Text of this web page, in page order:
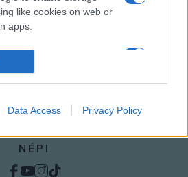
like cookies on web or
apps.
user data to be sent to
to enable storage
like cookies on web or
apps.
Data Access Privacy Policy
NÉPI